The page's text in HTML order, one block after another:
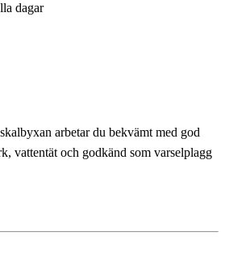
dagar
arbetar du bekvämt med god
vattentät och godkänd som varselplagg